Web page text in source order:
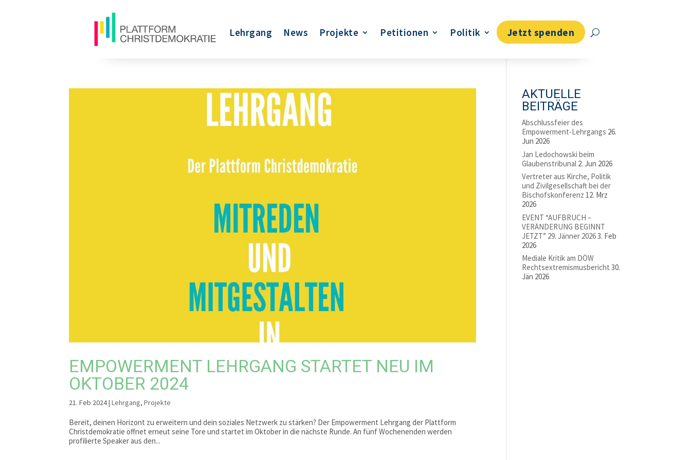
Lehrgang News Projekte Petitionen Politik Jetzt spenden
EMPOWERMENT LEHRGANG STARTET NEU IM
OKTOBER 2024
21. Feb 2024|Lehrgang,Projekte
Bereit, deinen Horizont zu erweitern und dein soziales Netzwerk zu stärken? Der Empowerment Lehrgang der Plattform
Christdemokratie öffnet erneut seine Tore und startet im Oktober in die nächste Runde. An fünf Wochenenden werden
profilierte Speaker aus den...
AKTUELLE
BEITRÄGE
Abschlussfeier des
Empowerment-Lehrgangs 26.
Jun 2026
Jan Ledochowski beim
Glaubenstribunal 2. Jun 2026
Vertreter aus Kirche, Politik
und Zivilgesellschaft bei der
Bischofskonferenz 12. Mrz
2026
EVENT “AUFBRUCH –
VERÄNDERUNG BEGINNT
JETZT” 29. Jänner 20263. Feb
2026
Mediale Kritik am DÖW
Rechtsextremismusbericht 30.
Jän 2026